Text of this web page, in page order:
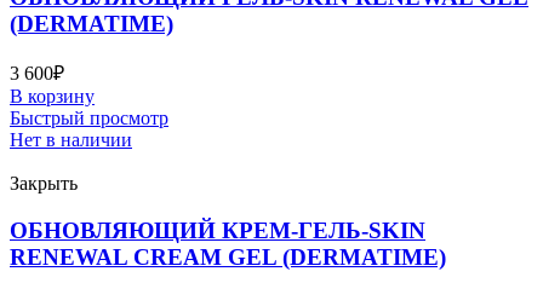
(DERMATIME)
3 600₽
В корзину
Быстрый просмотр
Нет в наличии
Закрыть
ОБНОВЛЯЮЩИЙ КРЕМ-ГЕЛЬ-SKIN
RENEWAL CREAM GEL (DERMATIME)